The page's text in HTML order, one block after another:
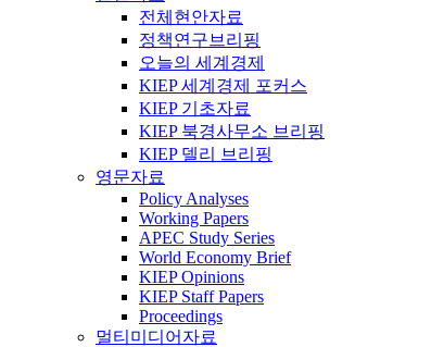
전체현안자료
정책연구브리핑
오늘의 세계경제
KIEP 세계경제 포커스
KIEP 기초자료
KIEP 북경사무소 브리핑
KIEP 델리 브리핑
영문자료
Policy Analyses
Working Papers
APEC Study Series
World Economy Brief
KIEP Opinions
KIEP Staff Papers
Proceedings
멀티미디어자료